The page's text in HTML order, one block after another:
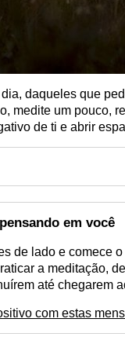
daqueles que
medite um pouco,
de ti e abrir
em você
de lado e comece
a meditação,
até chegarem
com estas